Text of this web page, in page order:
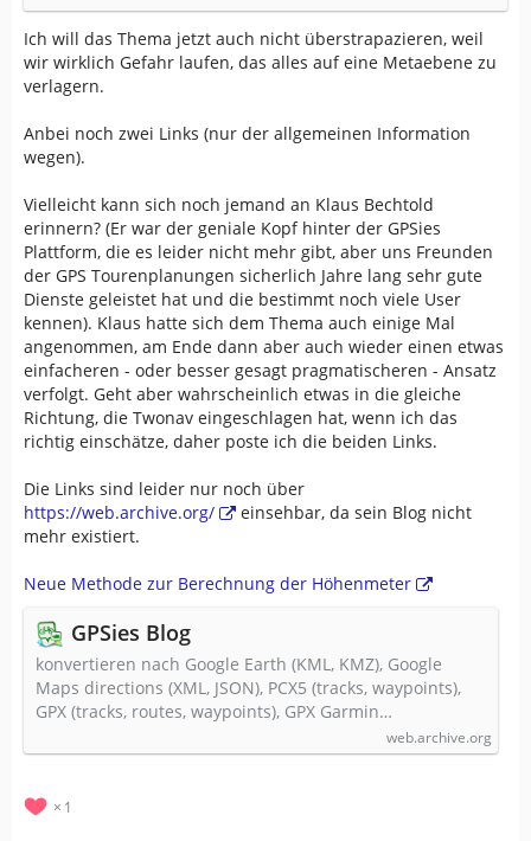
Ich will das Thema jetzt auch nicht überstrapazieren, weil
wir wirklich Gefahr laufen, das alles auf eine Metaebene zu
verlagern.
Anbei noch zwei Links (nur der allgemeinen Information
wegen).
Vielleicht kann sich noch jemand an Klaus Bechtold
erinnern? (Er war der geniale Kopf hinter der GPSies
Plattform, die es leider nicht mehr gibt, aber uns Freunden
der GPS Tourenplanungen sicherlich Jahre lang sehr gute
Dienste geleistet hat und die bestimmt noch viele User
kennen). Klaus hatte sich dem Thema auch einige Mal
angenommen, am Ende dann aber auch wieder einen etwas
einfacheren - oder besser gesagt pragmatischeren - Ansatz
verfolgt. Geht aber wahrscheinlich etwas in die gleiche
Richtung, die Twonav eingeschlagen hat, wenn ich das
richtig einschätze, daher poste ich die beiden Links.
Die Links sind leider nur noch über
https://web.archive.org/
einsehbar, da sein Blog nicht
mehr existiert.
Neue Methode zur Berechnung der Höhenmeter
GPSies Blog
konvertieren nach Google Earth (KML, KMZ), Google
Maps directions (XML, JSON), PCX5 (tracks, waypoints),
GPX (tracks, routes, waypoints), GPX Garmin…
web.archive.org
1